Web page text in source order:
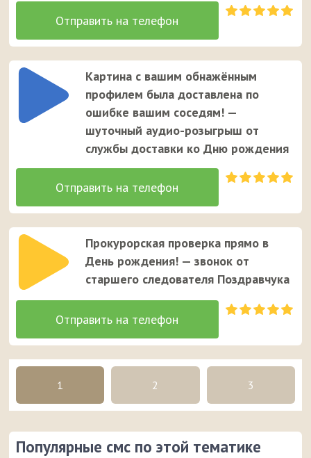
Картина с вашим обнажённым
профилем была доставлена по
ошибке вашим соседям! —
шуточный аудио-розыгрыш от
службы доставки ко Дню рождения
Прокурорская проверка прямо в
День рождения! — звонок от
старшего следователя Поздравчука
1 2 3
Популярные смс по этой тематике